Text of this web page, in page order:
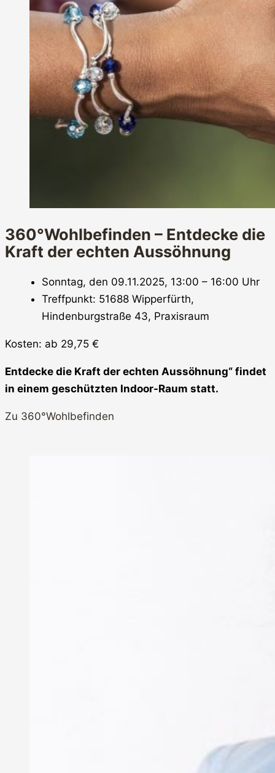
360°Wohlbefinden – Entdecke die
Kraft der echten Aussöhnung
Sonntag, den 09.11.2025, 13:00 – 16:00 Uhr
Treffpunkt: 51688 Wipperfürth,
Hindenburgstraße 43, Praxisraum
Kosten: ab 29,75 €
Entdecke die Kraft der echten Aussöhnung“ findet
in einem geschützten Indoor-Raum statt.
Zu 360°Wohlbefinden